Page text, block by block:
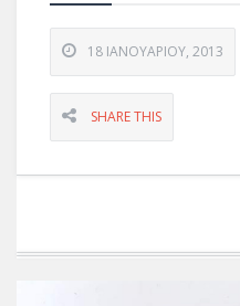
18 ΙΑΝΟΥΑΡΊΟΥ, 2013
SHARE THIS